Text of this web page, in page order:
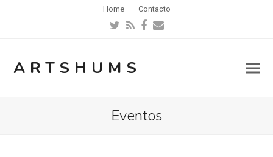
Home Contacto
Twitter
RSSFacebook
Email
ARTSHUMS
Eventos